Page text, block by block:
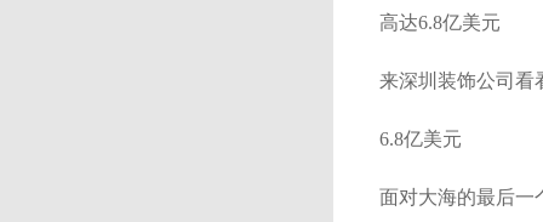
高达6.8亿美元
来深圳装饰公司看看
6.8亿美元
面对大海的最后一